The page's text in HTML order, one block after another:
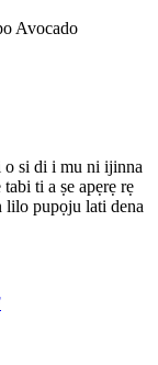
Avocado
o si di i mu ni ijinna
ti a ṣe apẹrẹ rẹ
pupọju lati dena